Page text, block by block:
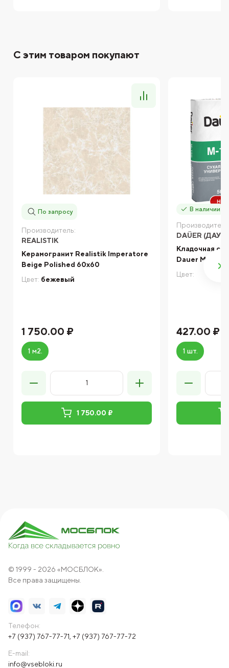
С этим товаром покупают
По запросу
Производитель:
REALISTIK
Керамогранит Realistik Imperatore
Beige Polished 60x60
Цвет: бежевый
1 750.00 ₽
1 м2.
1 750.00 ₽
В наличии
DAÜER
Кладочная
Dauer М-150
Цвет:
427.00 ₽
1 шт.
© 1999 - 2026 «МОСБЛОК».
Все права защищены.
Телефон:
+7 (937) 767-77-71 +7 (937) 767-77-72
E-mail:
info@vsebloki.ru